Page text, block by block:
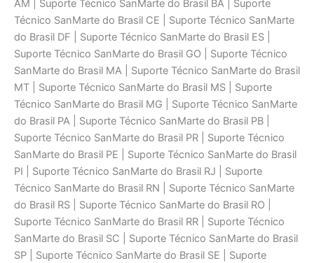
AM | Suporte Técnico SanMarte do Brasil BA | Suporte
Técnico SanMarte do Brasil CE | Suporte Técnico SanMarte
do Brasil DF | Suporte Técnico SanMarte do Brasil ES |
Suporte Técnico SanMarte do Brasil GO | Suporte Técnico
SanMarte do Brasil MA | Suporte Técnico SanMarte do Brasil
MT | Suporte Técnico SanMarte do Brasil MS | Suporte
Técnico SanMarte do Brasil MG | Suporte Técnico SanMarte
do Brasil PA | Suporte Técnico SanMarte do Brasil PB |
Suporte Técnico SanMarte do Brasil PR | Suporte Técnico
SanMarte do Brasil PE | Suporte Técnico SanMarte do Brasil
PI | Suporte Técnico SanMarte do Brasil RJ | Suporte
Técnico SanMarte do Brasil RN | Suporte Técnico SanMarte
do Brasil RS | Suporte Técnico SanMarte do Brasil RO |
Suporte Técnico SanMarte do Brasil RR | Suporte Técnico
SanMarte do Brasil SC | Suporte Técnico SanMarte do Brasil
SP | Suporte Técnico SanMarte do Brasil SE | Suporte